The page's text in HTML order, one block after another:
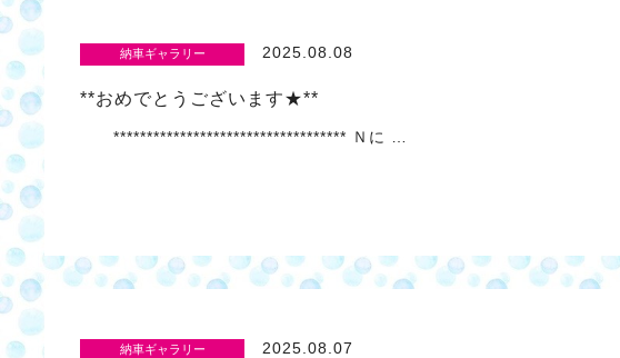
納車ギャラリー 2025.08.08
**おめでとうございます★**
*********************************** Ｎに …
納車ギャラリー 2025.08.07